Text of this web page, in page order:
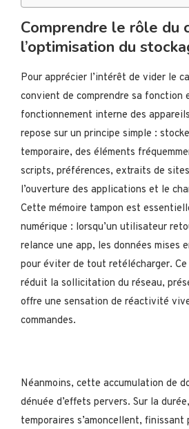
Comprendre le rôle du
l’optimisation du
Pour apprécier l’intérêt de vider le
convient de comprendre sa fonction
fonctionnement interne des
repose sur un principe simple :
temporaire, des éléments
scripts, préférences, extraits de
l’ouverture des applications et le
Cette mémoire tampon est
numérique : lorsqu’un utilisateur
relance une app, les données mises
pour éviter de tout retélécharger.
réduit la sollicitation du réseau,
offre une sensation de réactivité
commandes.
Néanmoins, cette accumulation de
dénuée d’effets pervers. Sur la
temporaires s’amoncellent, finissant